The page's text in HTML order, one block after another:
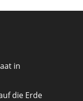
in
die Erde